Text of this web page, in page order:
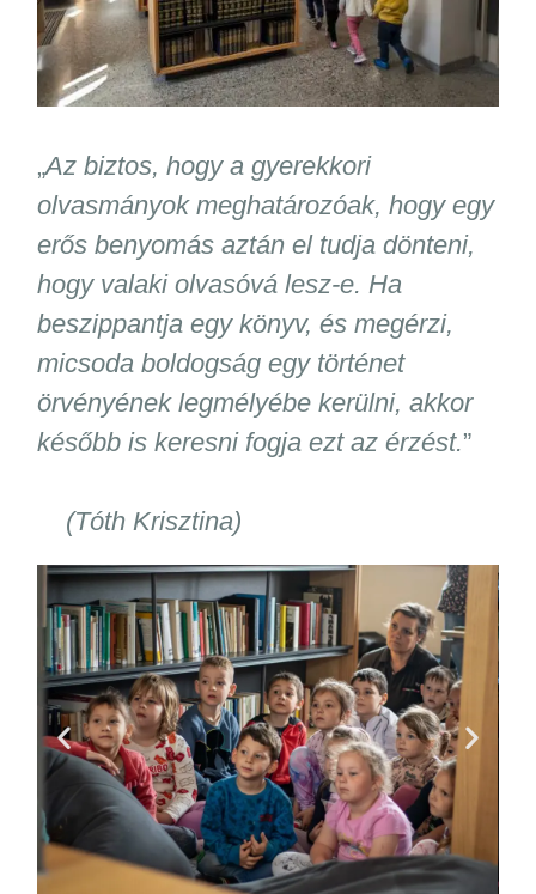
„Az biztos, hogy a gyerekkori
olvasmányok meghatározóak, hogy egy
erős benyomás aztán el tudja dönteni,
hogy valaki olvasóvá lesz-e. Ha
beszippantja egy könyv, és megérzi,
micsoda boldogság egy történet
örvényének legmélyébe kerülni, akkor
később is keresni fogja ezt az érzést.”
(Tóth Krisztina)